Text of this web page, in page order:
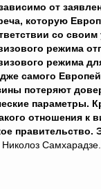
от
которую
со
режима
режима
самого
потеряют
параметры.
отношения к
Самхарадзе.